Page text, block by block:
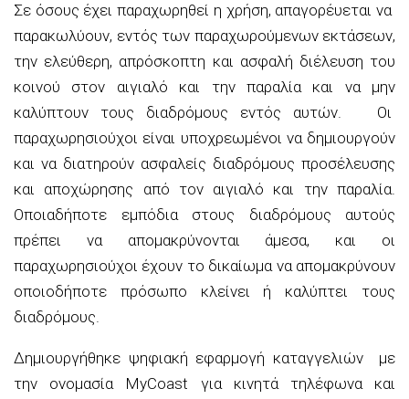
Σε όσους έχει παραχωρηθεί η χρήση, απαγορέυεται να
παρακωλύουν, εντός των παραχωρούμενων εκτάσεων,
την ελεύθερη, απρόσκοπτη και ασφαλή διέλευση του
κοινού στον αιγιαλό και την παραλία και να μην
καλύπτουν τους διαδρόμους εντός αυτών. Οι
παραχωρησιούχοι είναι υποχρεωμένοι να δημιουργούν
και να διατηρούν ασφαλείς διαδρόμους προσέλευσης
και αποχώρησης από τον αιγιαλό και την παραλία.
Οποιαδήποτε εμπόδια στους διαδρόμους αυτούς
πρέπει να απομακρύνονται άμεσα, και οι
παραχωρησιούχοι έχουν το δικαίωμα να απομακρύνουν
οποιοδήποτε πρόσωπο κλείνει ή καλύπτει τους
διαδρόμους.
Δημιουργήθηκε ψηφιακή εφαρμογή καταγγελιών με
την ονομασία MyCoast για κινητά τηλέφωνα και